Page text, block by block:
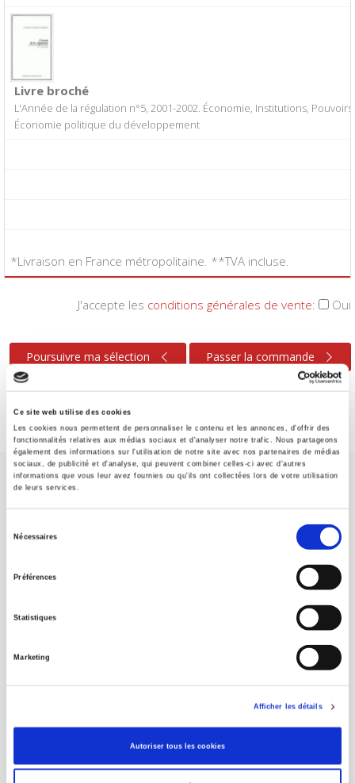
Ce site web utilise des cookies
Les cookies nous permettent de personnaliser le contenu et les annonces, d'offrir des
fonctionnalités relatives aux médias sociaux et d'analyser notre trafic. Nous partageons
également des informations sur l'utilisation de notre site avec nos partenaires de médias
sociaux, de publicité et d'analyse, qui peuvent combiner celles-ci avec d'autres
informations que vous leur avez fournies ou qu'ils ont collectées lors de votre utilisation
de leurs services.
Nécessaires
Préférences
Statistiques
Marketing
Afficher les détails
Autoriser tous les cookies
Livre broché
L'Année de la régulation n°5, 2001-2002. Économie, Institutions, Pouvoirs
Économie politique du développement
*Livraison en France métropolitaine. **TVA incluse.
J'accepte les conditions générales de vente: Oui
Poursuivre ma sélection Passer la commande
Maison d'édition dédiée aux sciences humaines et sociales, les
Presses de Sciences Po participent depuis leur création en 1976
à la transmission des savoirs et des idées
FOREIGN RIGHTS
POUR LES LIBRAIRES